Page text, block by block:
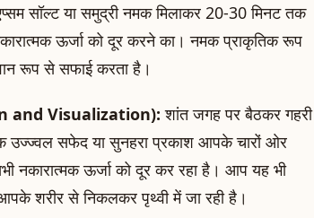
एप्सम सॉल्ट या समुद्री नमक मिलाकर 20-30 मिनट तक
ऊर्जा को दूर करने का। नमक प्राकृतिक रूप
रूप से सफाई करता है।
and Visualization): शांत जगह पर बैठकर गहरी
सफेद या सुनहरा प्रकाश आपके चारों ओर
नकारात्मक ऊर्जा को दूर कर रहा है। आप यह भी
शरीर से निकलकर पृथ्वी में जा रही है।